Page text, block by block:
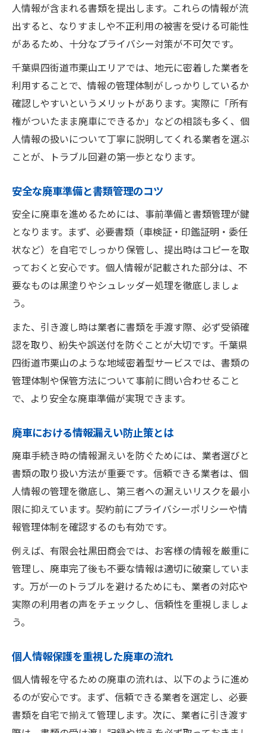
名義変更・書類整理で安全な廃車を実現
廃車前に必要な書類と手順を徹底解説
名義や所有権の確認が廃車成功の鍵
書類不備を防ぐ廃車準備の進め方
廃車書類の整理と実務的な注意点
スムーズな廃車進行の秘訣と注意事項まとめ
廃車手続きをスムーズに進めるコツ
トラブル回避のための廃車注意事項
効率的な廃車進行法と実践アドバイス
廃車手続きで失敗しないための対策
人情報が含まれる書類を提出します。これらの情報が流
出すると、なりすましや不正利用の被害を受ける可能性
があるため、十分なプライバシー対策が不可欠です。
千葉県四街道市栗山エリアでは、地元に密着した業者を
利用することで、情報の管理体制がしっかりしているか
確認しやすいというメリットがあります。実際に「所有
権がついたまま廃車にできるか」などの相談も多く、個
人情報の扱いについて丁寧に説明してくれる業者を選ぶ
ことが、トラブル回避の第一歩となります。
安全な廃車準備と書類管理のコツ
安全に廃車を進めるためには、事前準備と書類管理が鍵
となります。まず、必要書類（車検証・印鑑証明・委任
状など）を自宅でしっかり保管し、提出時はコピーを取
っておくと安心です。個人情報が記載された部分は、不
要なものは黒塗りやシュレッダー処理を徹底しましょ
う。
また、引き渡し時は業者に書類を手渡す際、必ず受領確
認を取り、紛失や誤送付を防ぐことが大切です。千葉県
四街道市栗山のような地域密着型サービスでは、書類の
管理体制や保管方法について事前に問い合わせること
で、より安全な廃車準備が実現できます。
廃車における情報漏えい防止策とは
廃車手続き時の情報漏えいを防ぐためには、業者選びと
書類の取り扱い方法が重要です。信頼できる業者は、個
人情報の管理を徹底し、第三者への漏えいリスクを最小
限に抑えています。契約前にプライバシーポリシーや情
報管理体制を確認するのも有効です。
例えば、有限会社黒田商会では、お客様の情報を厳重に
管理し、廃車完了後も不要な情報は適切に破棄していま
す。万が一のトラブルを避けるためにも、業者の対応や
実際の利用者の声をチェックし、信頼性を重視しましょ
う。
個人情報保護を重視した廃車の流れ
個人情報を守るための廃車の流れは、以下のように進め
るのが安心です。まず、信頼できる業者を選定し、必要
書類を自宅で揃えて管理します。次に、業者に引き渡す